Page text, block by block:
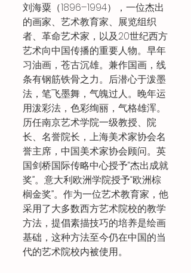
刘海粟（1896–1994），一位杰出
的画家、艺术教育家、展览组织
者、革命艺术家，以及20世纪西方
艺术向中国传播的重要人物。早年
习油画，苍古沉雄。兼作国画，线
条有钢筋铁骨之力。后潜心于泼墨
法，笔飞墨舞，气魄过人。晚年运
用泼彩法，色彩绚丽，气格雄浑。
历任南京艺术学院一级教授、院
长、名誉院长，上海美术家协会名
誉主席，中国美术家协会顾问。英
国剑桥国际传略中心授予“杰出成就
奖”。意大利欧洲学院授予“欧洲棕
榈金奖”。作为一位艺术教育家，他
采用了大多数西方艺术院校的教学
方法，提倡素描技巧的培养是绘画
基础，这种方法至今仍在中国的当
代的艺术院校内被使用。